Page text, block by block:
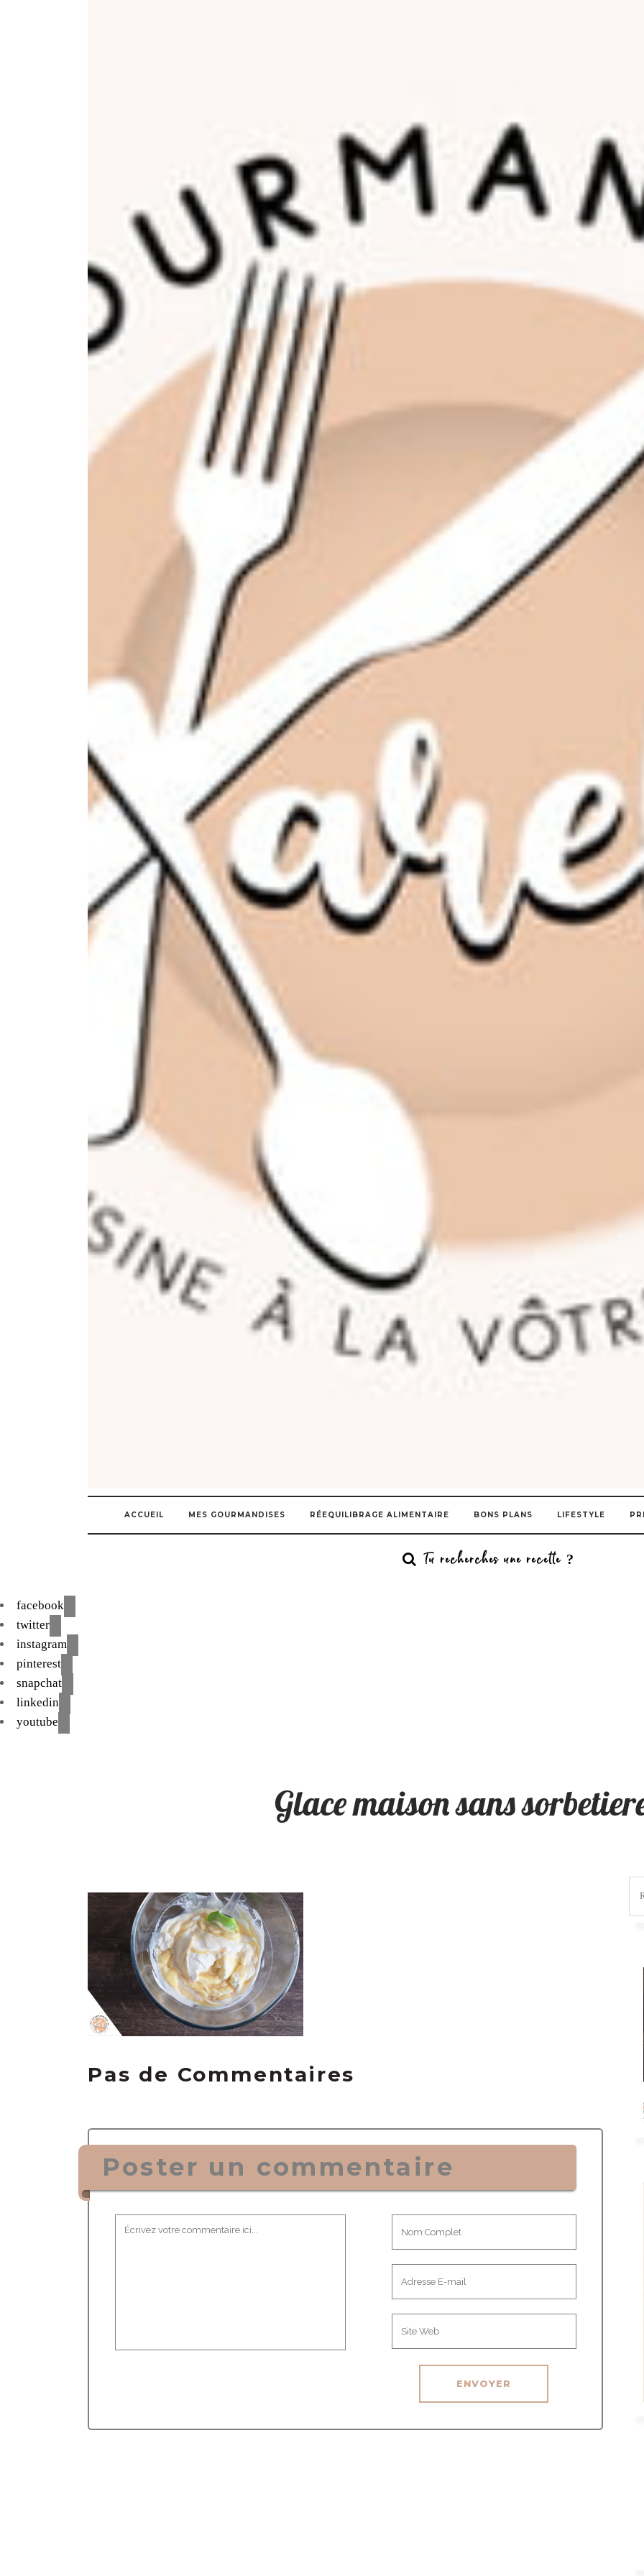
ACCUEIL MES GOURMANDISES RÉEQUILIBRAGE ALIMENTAIRE BONS PLANS LIFESTYLE
facebook
twitter
instagram
pinterest
snapchat
linkedin
youtube
Glace maison sans
Pas de Commentaires
Poster un commentaire